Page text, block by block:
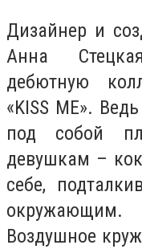
Дизайнер и
Анна
дебютную
«KISS ME».
под собой
девушкам –
себе,
окружающим.
Воздушное